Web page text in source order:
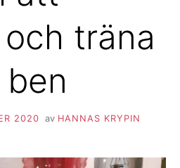
träna
2020 av HANNAS KRYPIN